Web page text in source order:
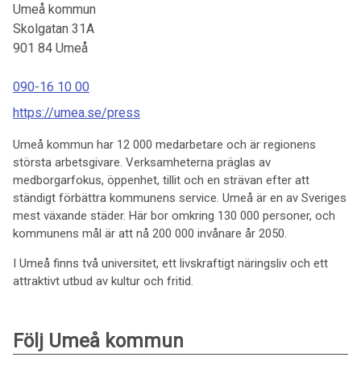
Umeå kommun
Skolgatan 31A
901 84 Umeå
090-16 10 00
https://umea.se/press
Umeå kommun har 12 000 medarbetare och är regionens
största arbetsgivare. Verksamheterna präglas av
medborgarfokus, öppenhet, tillit och en strävan efter att
ständigt förbättra kommunens service. Umeå är en av Sveriges
mest växande städer. Här bor omkring 130 000 personer, och
kommunens mål är att nå 200 000 invånare år 2050.
I Umeå finns två universitet, ett livskraftigt näringsliv och ett
attraktivt utbud av kultur och fritid.
Följ Umeå kommun